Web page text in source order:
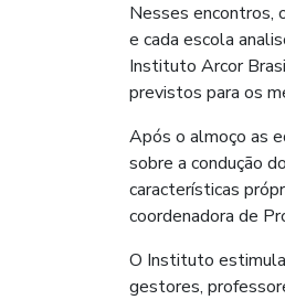
Nesses encontros,
e cada escola
Instituto Arcor
previstos para os
Após o almoço as
sobre a condução
características
coordenadora de
O Instituto
gestores,